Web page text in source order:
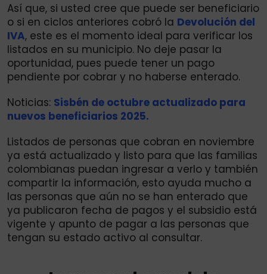
Así que, si usted cree que puede ser beneficiario
o si en ciclos anteriores cobró la Devolución del
IVA, este es el momento ideal para verificar los
listados en su municipio. No deje pasar la
oportunidad, pues puede tener un pago
pendiente por cobrar y no haberse enterado.
Noticias: Sisbén de octubre actualizado para
nuevos beneficiarios 2025.
Listados de personas que cobran en noviembre
ya está actualizado y listo para que las familias
colombianas puedan ingresar a verlo y también
compartir la información, esto ayuda mucho a
las personas que aún no se han enterado que
ya publicaron fecha de pagos y el subsidio está
vigente y apunto de pagar a las personas que
tengan su estado activo al consultar.